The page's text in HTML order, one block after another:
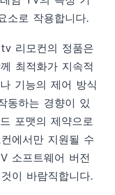
소로 작용합니다.
리모컨의 정품은
최적화가 지속적
기능의 제어 방식
동하는 경향이 있
포맷의 제약으로
에서만 지원될 수
소프트웨어 버전
이 바람직합니다.